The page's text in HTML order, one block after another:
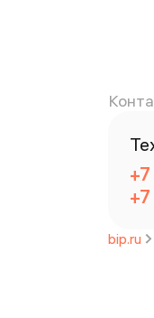
bip.ru